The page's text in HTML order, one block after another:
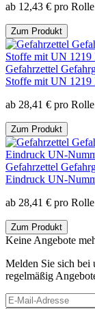
ab 12,43 € pro Rolle
Zum Produkt
Gefahrzettel
Stoffe mit UN 1219
ab 28,41 € pro Rolle
Zum Produkt
Gefahrzettel
Eindruck UN-
ab 28,41 € pro Rolle
Zum Produkt
Keine Angebote
Melden Sie sich bei
regelmäßig